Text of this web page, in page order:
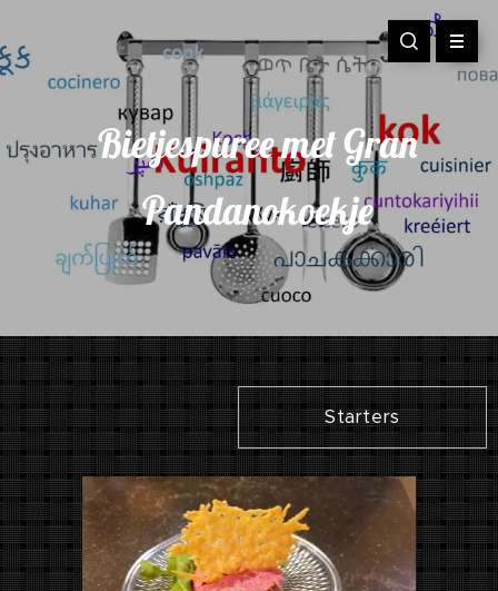
Bietjespuree met Gran
Pandanokoekje
Starters